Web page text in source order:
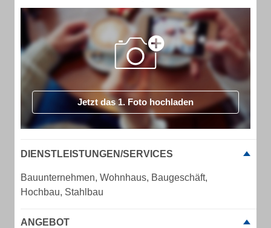
Jetzt das 1. Foto hochladen
DIENSTLEISTUNGEN/SERVICES
Bauunternehmen, Wohnhaus, Baugeschäft,
Hochbau, Stahlbau
ANGEBOT